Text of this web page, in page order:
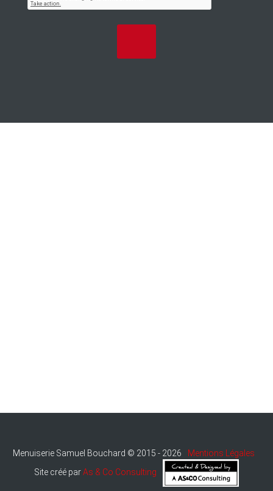
Menuiserie Samuel Bouchard © 2015 - 2026
Mentions Légales
Site créé parAs & Co Consulting